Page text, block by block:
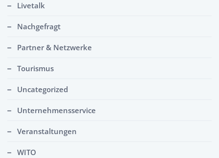
Livetalk
Nachgefragt
Partner & Netzwerke
Tourismus
Uncategorized
Unternehmensservice
Veranstaltungen
WITO